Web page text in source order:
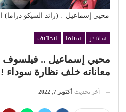
محيي إسماعيل .. (رائد السيكو دراما)
سلايدر سينما
نيجاتيف
محيي إسماعيل ..
معاناته خلف نظارة سوداء !
آخر تحديث أكتوبر 7, 2022